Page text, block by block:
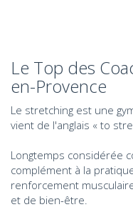
Le Top des
en-Provence
Le stretching est une
vient de l'anglais « to
Longtemps considérée
complément à la
renforcement
et de bien-être.